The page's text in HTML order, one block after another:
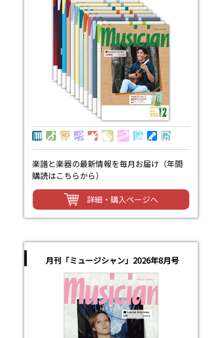
楽譜と楽器の最新情報を毎月お届け（年間
購読はこちらから）
詳細・購入ページへ
月刊「ミュージシャン」2026年8月号